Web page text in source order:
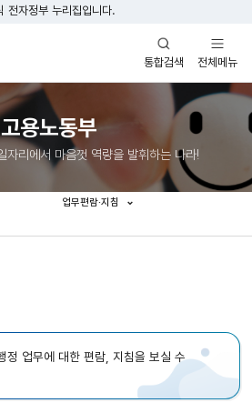
전자정부 누리집입니다.
통합검색
열기
전체메뉴
열기
고용노동부
자리에서 마음껏 역량을 발휘하는 나라!
업무편람·지침
정 업무에 대한 편람, 지침을 보실 수